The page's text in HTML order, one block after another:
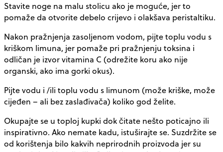
Stavite noge na malu stolicu ako je moguće, jer to
pomaže da otvorite debelo crijevo i olakšava peristaltiku.
Nakon pražnjenja zasoljenom vodom, pijte toplu vodu s
kriškom limuna, jer pomaže pri pražnjenju toksina i
odličan je izvor vitamina C (odrežite koru ako nije
organski, ako ima gorki okus).
Pijte vodu i /ili toplu vodu s limunom (može kriške, može
cijeđen – ali bez zaslađivača) koliko god želite.
Okupajte se u toploj kupki dok čitate nešto poticajno ili
inspirativno. Ako nemate kadu, istuširajte se. Suzdržite se
od korištenja bilo kakvih neprirodnih proizvoda jer su